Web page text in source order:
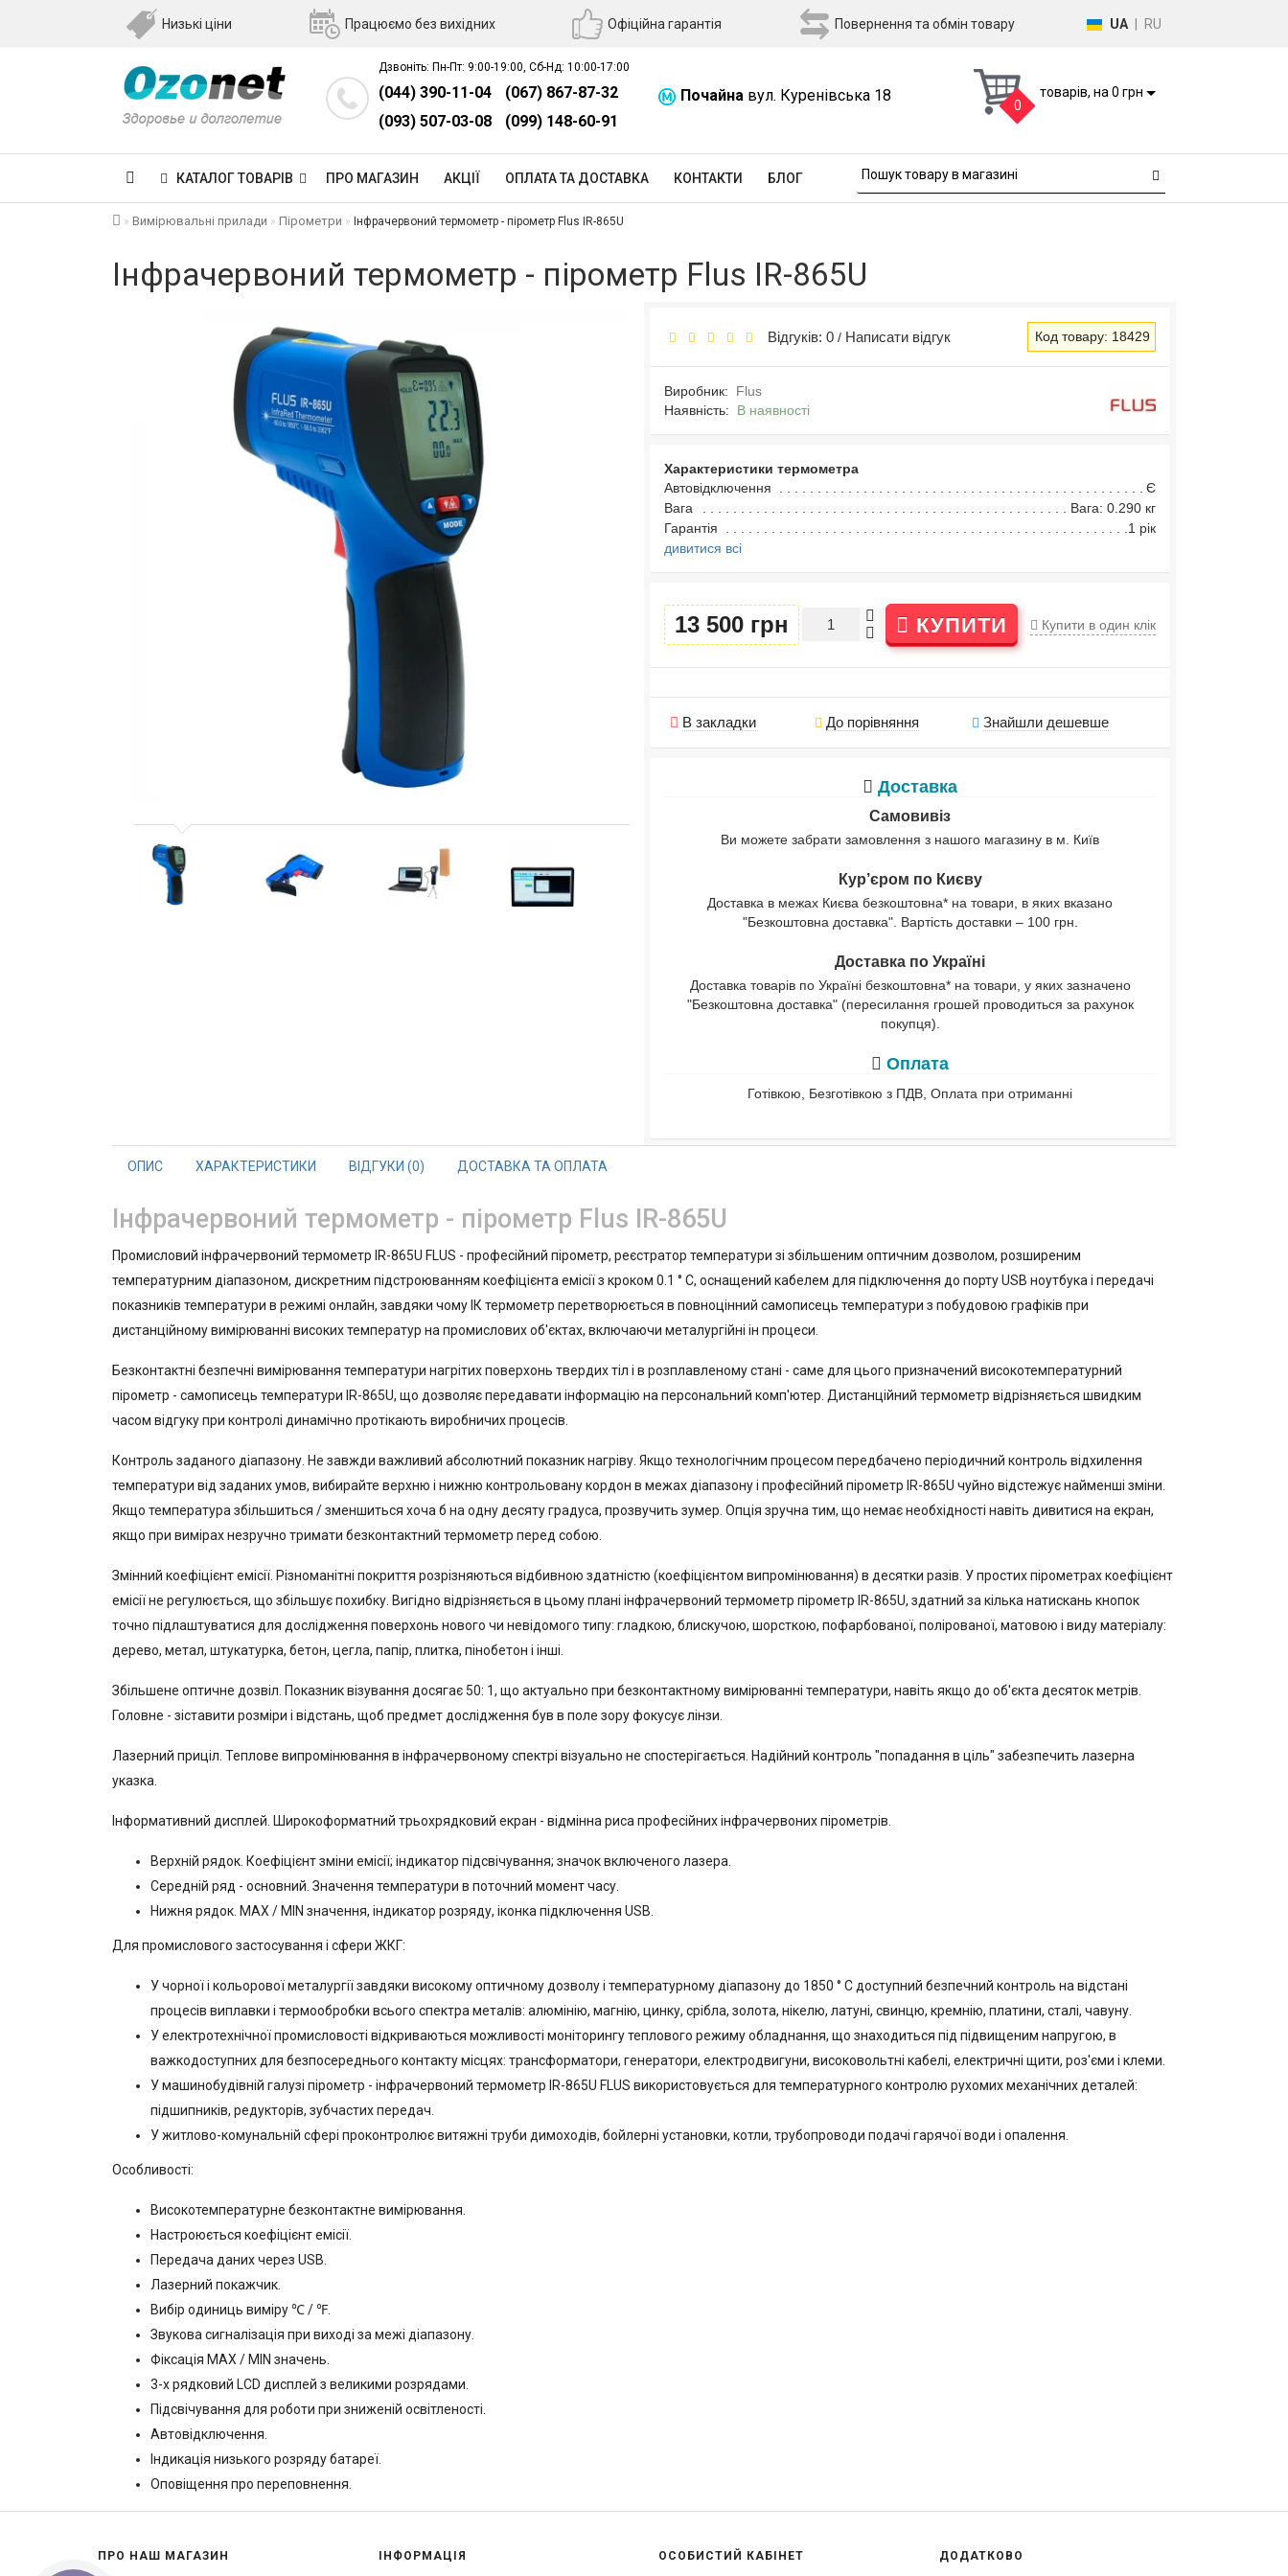
Низькі ціни Працюємо без вихідних Офіційна гарантія Повернення та обмін товару UA RU
Дзвоніть: Пн-Пт: 9:00-19:00, Сб-Нд: 10:00-17:00
(044) 390-11-04
(067) 867-87-32
(093) 507-03-08
(099) 148-60-91
Почайна вул. Куренівська 18
0
товарів, на 0 грн
КАТАЛОГ ТОВАРІВ ПРО МАГАЗИН АКЦІЇ ОПЛАТА ТА ДОСТАВКА КОНТАКТИ БЛОГ
Вимірювальні прилади Пірометри Інфрачервоний термометр - пірометр Flus IR-865U
Інфрачервоний термометр - пірометр Flus IR-865U
Відгуків: 0 / Написати відгук Код товару: 18429
Виробник:
Flus
Наявність: В наявності
Характеристики термометра
Автовідключення
Є
Вага
Вага: 0.290 кг
Гарантія
1 рік
дивитися всі
13 500 грн КУПИТИ Купити в один клік
В закладки До порівняння Знайшли дешевше
Доставка
Самовивіз
Ви можете забрати замовлення з нашого магазину в м. Київ
Кур’єром по Києву
Доставка в межах Києва безкоштовна* на товари, в яких вказано
"Безкоштовна доставка". Вартість доставки – 100 грн.
Доставка по Україні
Доставка товарів по Україні безкоштовна* на товари, у яких зазначено
"Безкоштовна доставка" (пересилання грошей проводиться за рахунок
покупця).
Оплата
Готівкою, Безготівкою з ПДВ, Оплата при отриманні
ОПИС ХАРАКТЕРИСТИКИ ВІДГУКИ (0) ДОСТАВКА ТА ОПЛАТА
Інфрачервоний термометр - пірометр Flus IR-865U
Промисловий інфрачервоний термометр IR-865U FLUS - професійний пірометр, реєстратор температури зі збільшеним оптичним дозволом, розширеним
температурним діапазоном, дискретним підстроюванням коефіцієнта емісії з кроком 0.1 ° С, оснащений кабелем для підключення до порту USB ноутбука і передачі
показників температури в режимі онлайн, завдяки чому ІК термометр перетворюється в повноцінний самописець температури з побудовою графіків при
дистанційному вимірюванні високих температур на промислових об'єктах, включаючи металургійні ін процеси.
Безконтактні безпечні вимірювання температури нагрітих поверхонь твердих тіл і в розплавленому стані - саме для цього призначений високотемпературний
пірометр - самописець температури IR-865U, що дозволяє передавати інформацію на персональний комп'ютер. Дистанційний термометр відрізняється швидким
часом відгуку при контролі динамічно протікають виробничих процесів.
Контроль заданого діапазону. Не завжди важливий абсолютний показник нагріву. Якщо технологічним процесом передбачено періодичний контроль відхилення
температури від заданих умов, вибирайте верхню і нижню контрольовану кордон в межах діапазону і професійний пірометр IR-865U чуйно відстежує найменші зміни.
Якщо температура збільшиться / зменшиться хоча б на одну десяту градуса, прозвучить зумер. Опція зручна тим, що немає необхідності навіть дивитися на екран,
якщо при вимірах незручно тримати безконтактний термометр перед собою.
Змінний коефіцієнт емісії. Різноманітні покриття розрізняються відбивною здатністю (коефіцієнтом випромінювання) в десятки разів. У простих пірометрах коефіцієнт
емісії не регулюється, що збільшує похибку. Вигідно відрізняється в цьому плані інфрачервоний термометр пірометр IR-865U, здатний за кілька натискань кнопок
точно підлаштуватися для дослідження поверхонь нового чи невідомого типу: гладкою, блискучою, шорсткою, пофарбованої, полірованої, матовою і виду матеріалу:
дерево, метал, штукатурка, бетон, цегла, папір, плитка, пінобетон і інші.
Збільшене оптичне дозвіл. Показник візування досягає 50: 1, що актуально при безконтактному вимірюванні температури, навіть якщо до об'єкта десяток метрів.
Головне - зіставити розміри і відстань, щоб предмет дослідження був в поле зору фокусує лінзи.
Лазерний приціл. Теплове випромінювання в інфрачервоному спектрі візуально не спостерігається. Надійний контроль "попадання в ціль" забезпечить лазерна
указка.
Інформативний дисплей. Широкоформатний трьохрядковий екран - відмінна риса професійних інфрачервоних пірометрів.
Верхній рядок. Коефіцієнт зміни емісії; індикатор підсвічування; значок включеного лазера.
Середній ряд - основний. Значення температури в поточний момент часу.
Нижня рядок. MAX / MIN значення, індикатор розряду, іконка підключення USB.
Для промислового застосування і сфери ЖКГ:
У чорної і кольорової металургії завдяки високому оптичному дозволу і температурному діапазону до 1850 ° С доступний безпечний контроль на відстані
процесів виплавки і термообробки всього спектра металів: алюмінію, магнію, цинку, срібла, золота, нікелю, латуні, свинцю, кремнію, платини, сталі, чавуну.
У електротехнічної промисловості відкриваються можливості моніторингу теплового режиму обладнання, що знаходиться під підвищеним напругою, в
важкодоступних для безпосереднього контакту місцях: трансформатори, генератори, електродвигуни, високовольтні кабелі, електричні щити, роз'єми і клеми.
У машинобудівній галузі пірометр - інфрачервоний термометр IR-865U FLUS використовується для температурного контролю рухомих механічних деталей:
підшипників, редукторів, зубчастих передач.
У житлово-комунальній сфері проконтролює витяжні труби димоходів, бойлерні установки, котли, трубопроводи подачі гарячої води і опалення.
Особливості:
Високотемпературне безконтактне вимірювання.
Настроюється коефіцієнт емісії.
Передача даних через USB.
Лазерний покажчик.
Вибір одиниць виміру ℃ / ℉.
Звукова сигналізація при виході за межі діапазону.
Фіксація MAX / MIN значень.
3-х рядковий LCD дисплей з великими розрядами.
Підсвічування для роботи при зниженій освітленості.
Автовідключення.
Індикація низького розряду батареї.
Оповіщення про переповнення.
ПРО НАШ МАГАЗИН ІНФОРМАЦІЯ ОСОБИСТИЙ КАБІНЕТ ДОДАТКОВО